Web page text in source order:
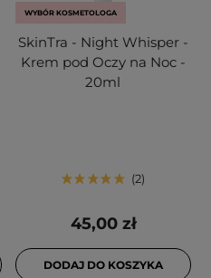
WYBÓR KOSMETOLOGA
SkinTra - Night Whisper -
Krem pod Oczy na Noc -
20ml
2
45,00 zł
DODAJ DO KOSZYKA